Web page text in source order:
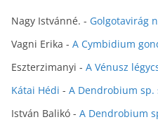
Nagy Istvánné. - Golgotavirág
Vagni Erika - A Cymbidium
Eszterzimanyi - A Vénusz
Kátai Hédi - A Dendrobium sp.
István Balikó - A Dendrobium